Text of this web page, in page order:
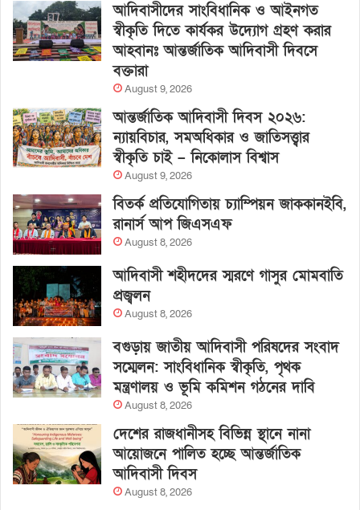
আদিবাসীদের সাংবিধানিক ও আইনগত
স্বীকৃতি দিতে কার্যকর উদ্যোগ গ্রহণ করার
আহবানঃ আন্তর্জাতিক আদিবাসী দিবসে
বক্তারা
August 9, 2026
আন্তর্জাতিক আদিবাসী দিবস ২০২৬:
ন্যায়বিচার, সমঅধিকার ও জাতিসত্ত্বার
স্বীকৃতি চাই – নিকোলাস বিশ্বাস
August 9, 2026
বিতর্ক প্রতিযোগিতায় চ্যাম্পিয়ন জাককানইবি,
রানার্স আপ জিএসএফ
August 8, 2026
আদিবাসী শহীদদের স্মরণে গাসুর মোমবাতি
প্রজ্বলন
August 8, 2026
বগুড়ায় জাতীয় আদিবাসী পরিষদের সংবাদ
সম্মেলন: সাংবিধানিক স্বীকৃতি, পৃথক
মন্ত্রণালয় ও ভূমি কমিশন গঠনের দাবি
August 8, 2026
দেশের রাজধানীসহ বিভিন্ন স্থানে নানা
আয়োজনে পালিত হচ্ছে আন্তর্জাতিক
আদিবাসী দিবস
August 8, 2026